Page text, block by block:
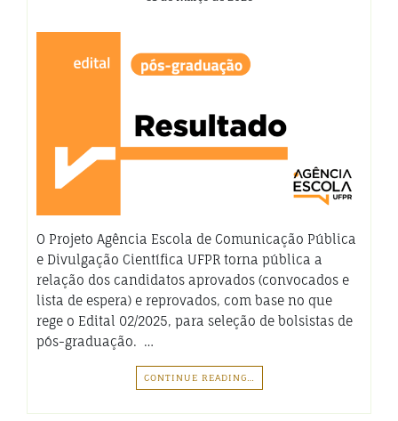
O Projeto Agência Escola de Comunicação Pública
e Divulgação Científica UFPR torna pública a
relação dos candidatos aprovados (convocados e
lista de espera) e reprovados, com base no que
rege o Edital 02/2025, para seleção de bolsistas de
pós-graduação. …
CONTINUE READING…